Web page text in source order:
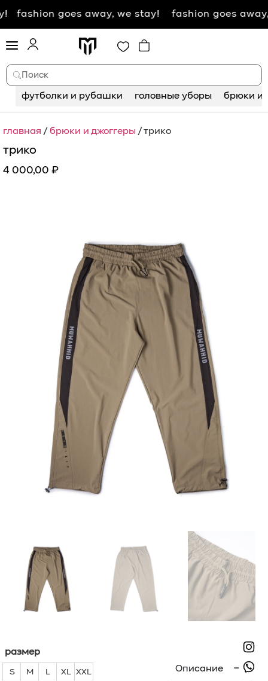
goes away, we stay! fashion goes away, we
Поиск
футболки и рубашки головные уборы брюки и
главная / брюки и джоггеры / трико
трико
4 000,00 ₽
размер
S
S
M
M
L
L
XL
XL
XXL
XXL
Описание